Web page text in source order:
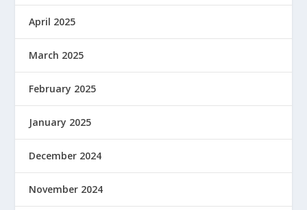
April 2025
March 2025
February 2025
January 2025
December 2024
November 2024